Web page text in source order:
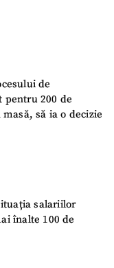
de
pentru 200 de
să ia o decizie
salariilor
înalte 100 de